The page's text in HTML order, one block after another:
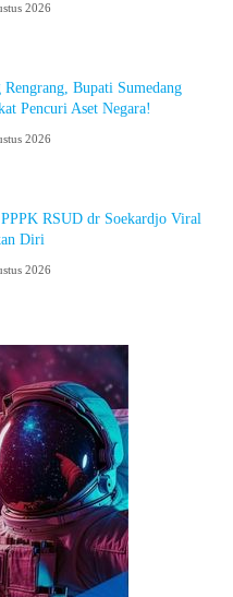
2026
Rengrang, Bupati Sumedang
Pencuri Aset Negara!
2026
RSUD dr Soekardjo Viral
Diri
2026